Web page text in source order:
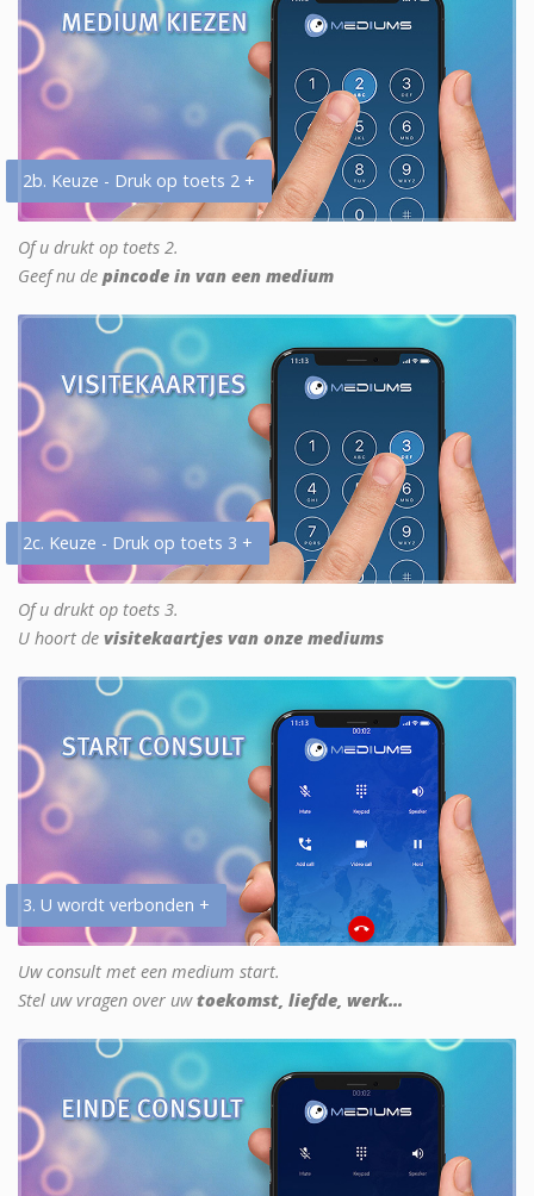
2b. Keuze - Druk op toets 2 +
Of u drukt op toets 2.
Geef nu de pincode in van een medium
2c. Keuze - Druk op toets 3 +
Of u drukt op toets 3.
U hoort de visitekaartjes van onze mediums
3. U wordt verbonden +
Uw consult met een medium start.
Stel uw vragen over uwtoekomst, liefde, werk...